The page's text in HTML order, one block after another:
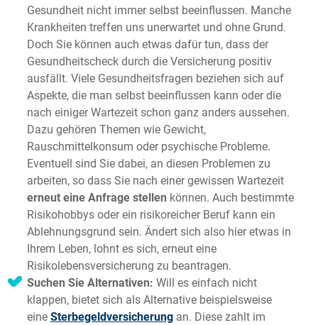
Gesundheit nicht immer selbst beeinflussen. Manche
Krankheiten treffen uns unerwartet und ohne Grund.
Doch Sie können auch etwas dafür tun, dass der
Gesundheitscheck durch die Versicherung positiv
ausfällt. Viele Gesundheitsfragen beziehen sich auf
Aspekte, die man selbst beeinflussen kann oder die
nach einiger Wartezeit schon ganz anders aussehen.
Dazu gehören Themen wie Gewicht,
Rauschmittelkonsum oder psychische Probleme.
Eventuell sind Sie dabei, an diesen Problemen zu
arbeiten, so dass Sie nach einer gewissen Wartezeit
erneut eine Anfrage stellen können. Auch bestimmte
Risikohobbys oder ein risikoreicher Beruf kann ein
Ablehnungsgrund sein. Ändert sich also hier etwas in
Ihrem Leben, lohnt es sich, erneut eine
Risikolebensversicherung zu beantragen.
Suchen Sie Alternativen: Will es einfach nicht
klappen, bietet sich als Alternative beispielsweise
eine Sterbegeldversicherung an. Diese zahlt im